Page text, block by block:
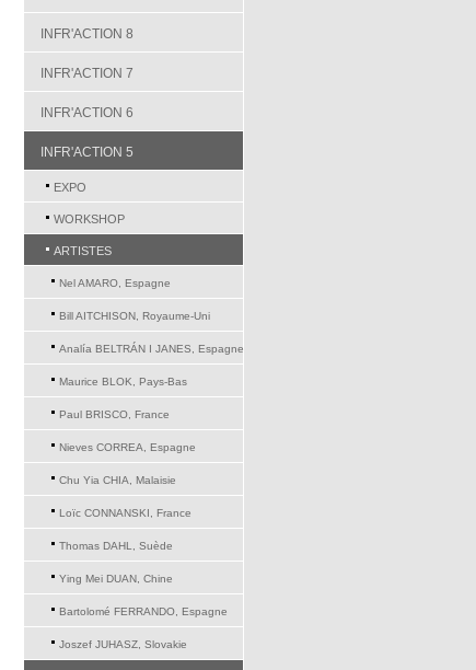
INFR'ACTION 8
INFR'ACTION 7
INFR'ACTION 6
INFR'ACTION 5
EXPO
WORKSHOP
ARTISTES
Nel AMARO, Espagne
Bill AITCHISON, Royaume-Uni
Analía BELTRÁN I JANES, Espagne
Maurice BLOK, Pays-Bas
Paul BRISCO, France
Nieves CORREA, Espagne
Chu Yia CHIA, Malaisie
Loïc CONNANSKI, France
Thomas DAHL, Suède
Ying Mei DUAN, Chine
Bartolomé FERRANDO, Espagne
Joszef JUHASZ, Slovakie